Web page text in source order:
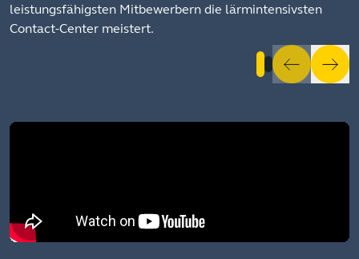
leistungsfähigsten Mitbewerbern die lärmintensivsten
Contact-Center meistert.